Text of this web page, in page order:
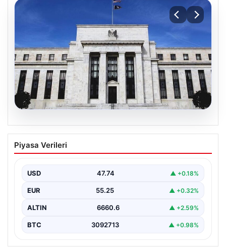
06.08.2026
Fed faizi sabit tuttu
{ "title": "ABD Merkez Bankası Faiz Oranında Değişiklik
Piyasa Verileri
USD 47.74 ▲ +0.18%
EUR 55.25 ▲ +0.32%
ALTIN 6660.6 ▲ +2.59%
BTC 3092713 ▲ +0.98%